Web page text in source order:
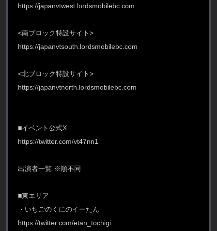
https://japanvtwest.lordsmobilebc.com
<南ブロック特設サイト>
https://japanvtsouth.lordsmobilebc.com
<北ブロック特設サイト>
https://japanvtnorth.lordsmobilebc.com
■イベント公式X
https://twitter.com/vt47nn1
出演者一覧 ※順不同
■東エリア
・いちごのくにのイーたん
https://twitter.com/etan_tochigi